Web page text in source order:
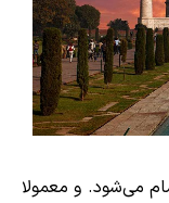
می‌شود. و معمولا